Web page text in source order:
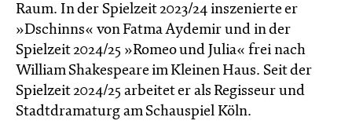
Raum. In der Spielzeit 2023/24 inszenierte er
»Dschinns« von Fatma Aydemir und in der
Spielzeit 2024/25 »Romeo und Julia« frei nach
William Shakespeare im Kleinen Haus. Seit der
Spielzeit 2024/25 arbeitet er als Regisseur und
Stadtdramaturg am Schauspiel Köln.